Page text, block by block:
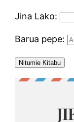
Jina Lako:
Barua pepe: